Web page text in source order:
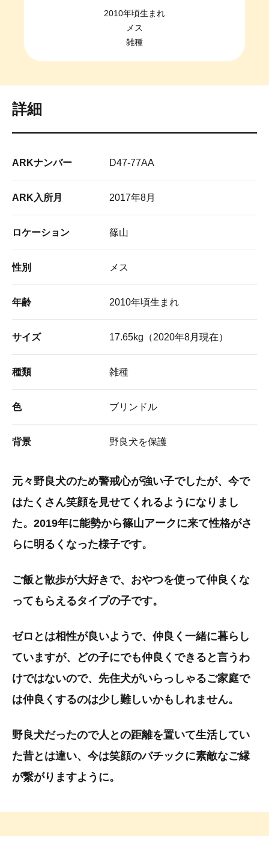
2010年頃生まれ
メス
雑種
詳細
ARKナンバー D47-77AA
ARK入所月 2017年8月
ロケーション 篠山
性別 メス
年齢 2010年頃生まれ
サイズ 17.65kg（2020年8月現在）
種類 雑種
色 ブリンドル
背景 野良犬を保護
元々野良犬のため警戒心が強い子でしたが、今で
はたくさん笑顔を見せてくれるようになりまし
た。2019年に能勢から篠山アークに来て性格がさ
らに明るくなった様子です。
ご飯と散歩が大好きで、おやつを使って仲良くな
ってもらえるタイプの子です。
ゼロとは相性が良いようで、仲良く一緒に暮らし
ていますが、どの子にでも仲良くできると言うわ
けではないので、先住犬がいらっしゃるご家庭で
は仲良くするのは少し難しいかもしれません。
野良犬だったので人との距離を置いて生活してい
た昔とは違い、今は笑顔のバチックに素敵なご縁
が繋がりますように。